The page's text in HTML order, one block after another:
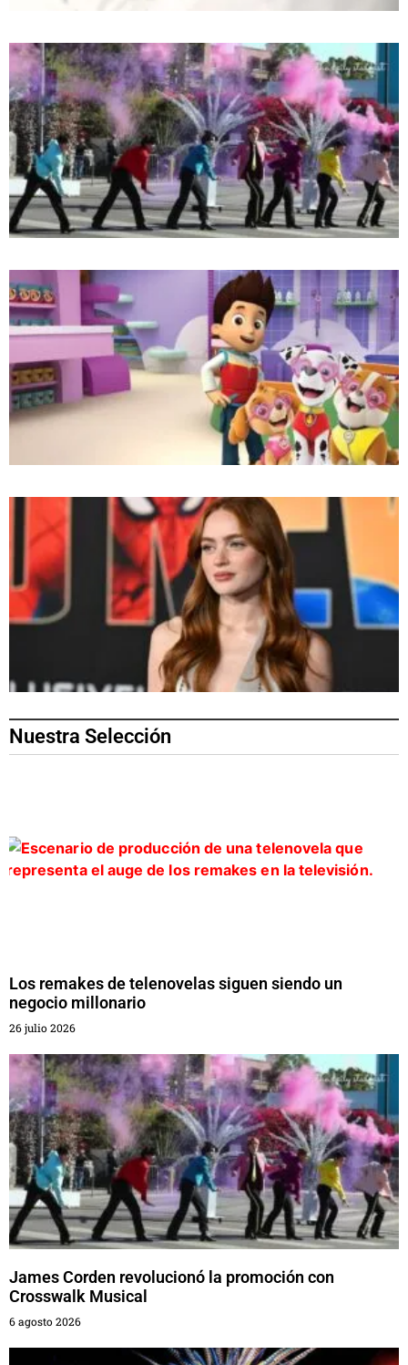
Nuestra Selección
Los remakes de telenovelas siguen siendo un
negocio millonario
26 julio 2026
James Corden revolucionó la promoción con
Crosswalk Musical
6 agosto 2026